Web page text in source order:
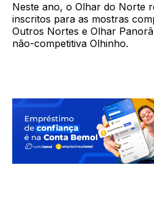
Neste ano, o Olhar do Norte
inscritos para as mostras
Outros Nortes e Olhar
não-competitiva Olhinho.